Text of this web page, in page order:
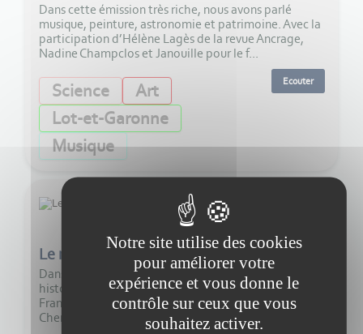
Dans cette émission très riche, nous avons parlé
musique, peinture, astronomie et patrimoine. Avec la
participation d’Hélène Lagès de la revue Ancrage,
Nadine Champclos et Janouille pour le f...
Science
Art
Lot-et-Garonne
Musique
Ecouter
55:00
Dans cette émission très riche, nous avons parlé
histoire avec Alice Oudet, archéologie avec Jean-
François Garnier, écologie humaine avec Youki et Paul
Chemineau, solidarité et créativité avec Clai...
Notre site utilise des cookies
pour améliorer votre
expérience et vous donne le
contrôle sur ceux que vous
souhaitez activer.